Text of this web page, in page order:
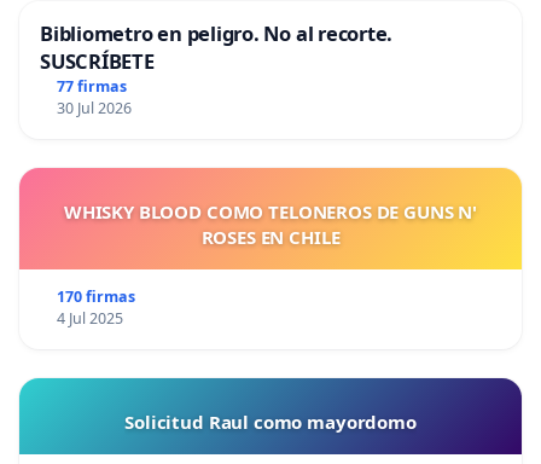
Bibliometro en peligro. No al recorte.
SUSCRÍBETE
77 firmas
30 Jul 2026
WHISKY BLOOD COMO TELONEROS DE GUNS N'
ROSES EN CHILE
170 firmas
4 Jul 2025
Solicitud Raul como mayordomo